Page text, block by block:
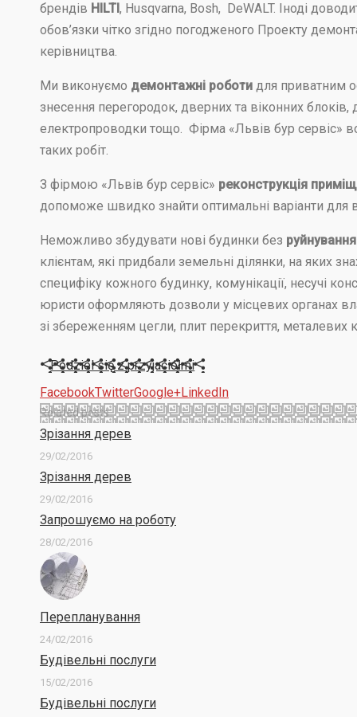
брендів HILTI, Husqvarna, Bosh, DeWALT. Іноді
обов’язки чітко згідно погодженого Проекту
керівництва.
Ми виконуємо демонтажні роботи для приватним
знесення перегородок, дверних та віконних
електропроводки тощо. Фірма «Львів бур сервіс»
таких робіт.
З фірмою «Львів бур сервіс» реконструкція
допоможе швидко знайти оптимальні варіанти для
Неможливо збудувати нові будинки без
клієнтам, які придбали земельні ділянки, на яких
специфіку кожного будинку, комунікації, несучі
юристи оформляють дозволи у місцевих органах
зі збереженням цегли, плит перекриття, металевих
Podziel się z przyjaciółmi
FacebookTwitterGoogle+LinkedIn
Related posts
Зрізання дерев
29/02/2016
Зрізання дерев
29/02/2016
Запрошуємо на роботу
28/02/2016
Перепланування
24/02/2016
Будівельні послуги
15/02/2016
Будівельні послуги